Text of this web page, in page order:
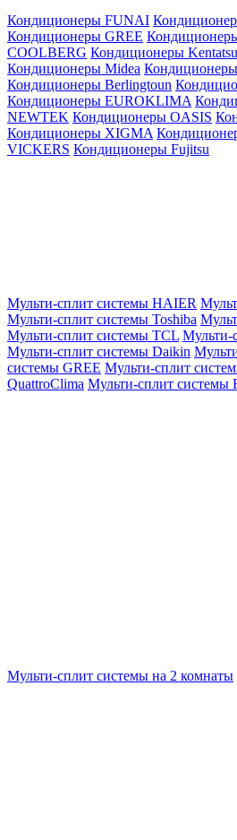
Кондиционеры FUNAI
Кондиционеры GREE
СOOLBERG Кондиционеры Kentatsu
Кондиционеры Midea
Кондиционеры Berlingtoun
Кондиционеры EUROKLIMA
NEWTEK Кондиционеры OASIS
Кондиционеры XIGMA
VICKERS Кондиционеры Fujitsu
Мульти-сплит системы HAIER
Мульти-сплит системы Toshiba
Мульти-сплит системы TCL Мульти-
Мульти-сплит системы Daikin
системы GREE Мульти-сплит
QuattroClima Мульти-сплит системы
Мульти-сплит системы на 2 комнаты